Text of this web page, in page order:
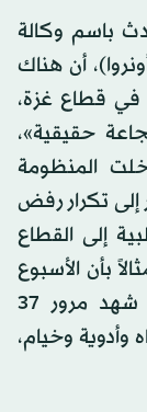
باسم وكالة
أن هناك
في قطاع غزة،
حقيقية»،
المنظومة
إلى تكرار رفض
إلى القطاع
بأن الأسبوع
الأول من شهر نوفمبر (تشرين الثاني) شهد مرور 37
وخيام،